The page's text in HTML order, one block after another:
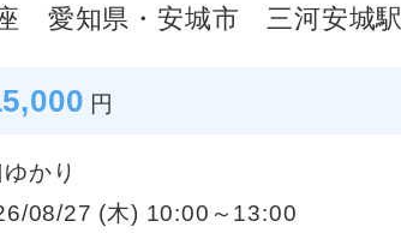
愛知県・安城市 三河安城駅
円
かり
08/27 (木) 10:00～13:00